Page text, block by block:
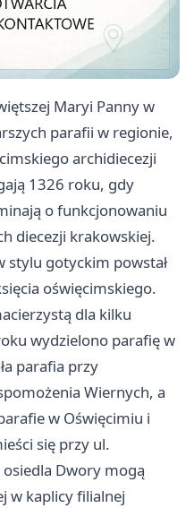
Maryi Panny w
parafii w regionie,
archidiecezji
1326 roku, gdy
o funkcjonowaniu
diecezji krakowskiej.
stylu gotyckim powstał
oświęcimskiego.
dla kilku
wydzielono parafię w
parafia przy
Wiernych, a
w Oświęcimiu i
się przy ul.
Dwory mogą
w kaplicy filialnej